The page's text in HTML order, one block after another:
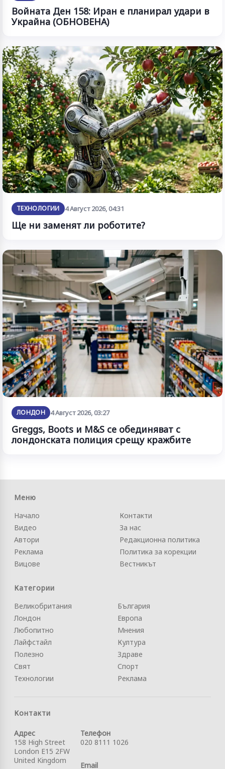
Войната Ден 158: Иран е планирал удари в
Украйна (ОБНОВЕНА)
ТЕХНОЛОГИИ 4 Август 2026, 04:31
Ще ни заменят ли роботите?
ЛОНДОН 4 Август 2026, 03:27
Greggs, Boots и M&S се обединяват с
лондонската полиция срещу кражбите
Меню
Начало
Видео
Автори
Реклама
Вицове
Контакти
За нас
Редакционна политика
Политика за корекции
Вестникът
Категории
Великобритания
Лондон
Любопитно
Лайфстайл
Полезно
Свят
Технологии
България
Европа
Мнения
Култура
Здраве
Спорт
Реклама
Контакти
Адрес
158 High Street
London E15 2FW
United Kingdom
Телефон
020 8111 1026
Email